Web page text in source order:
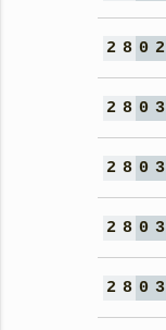
2 8 0 2
2 8 0 3
2 8 0 3
2 8 0 3
2 8 0 3